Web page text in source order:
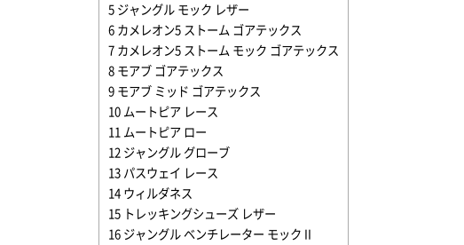
5 ジャングル モック レザー
6 カメレオン5 ストーム ゴアテックス
7 カメレオン5 ストーム モック ゴアテックス
8 モアブ ゴアテックス
9 モアブ ミッド ゴアテックス
10 ムートピア レース
11 ムートピア ロー
12 ジャングル グローブ
13 パスウェイ レース
14 ウィルダネス
15 トレッキングシューズ レザー
16 ジャングル ベンチレーター モック II